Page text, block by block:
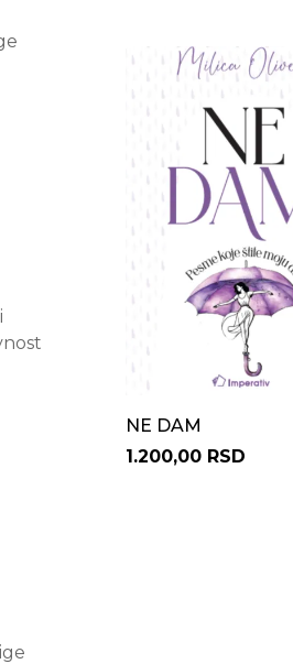
NE DAM
1.200,00 RSD